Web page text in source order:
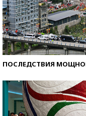
ПОСЛЕДСТВИЯ